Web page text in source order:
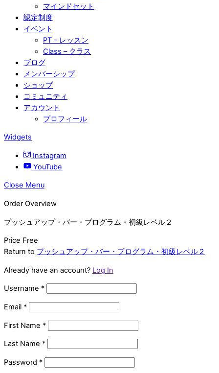
マインドセット
認定制度
イベント
PT – レッスン
Class – クラス
ブログ
メンバーシップ
ショップ
コミュニティ
アカウント
プロフィール
Widgets
Instagram
YouTube
Close Menu
Order Overview
プッシュアップ・バー・プログラム・初級レベル２
Price Free
Return to プッシュアップ・バー・プログラム・初級レベル２
Already have an account? Log In
Username *
Email *
First Name *
Last Name *
Password *